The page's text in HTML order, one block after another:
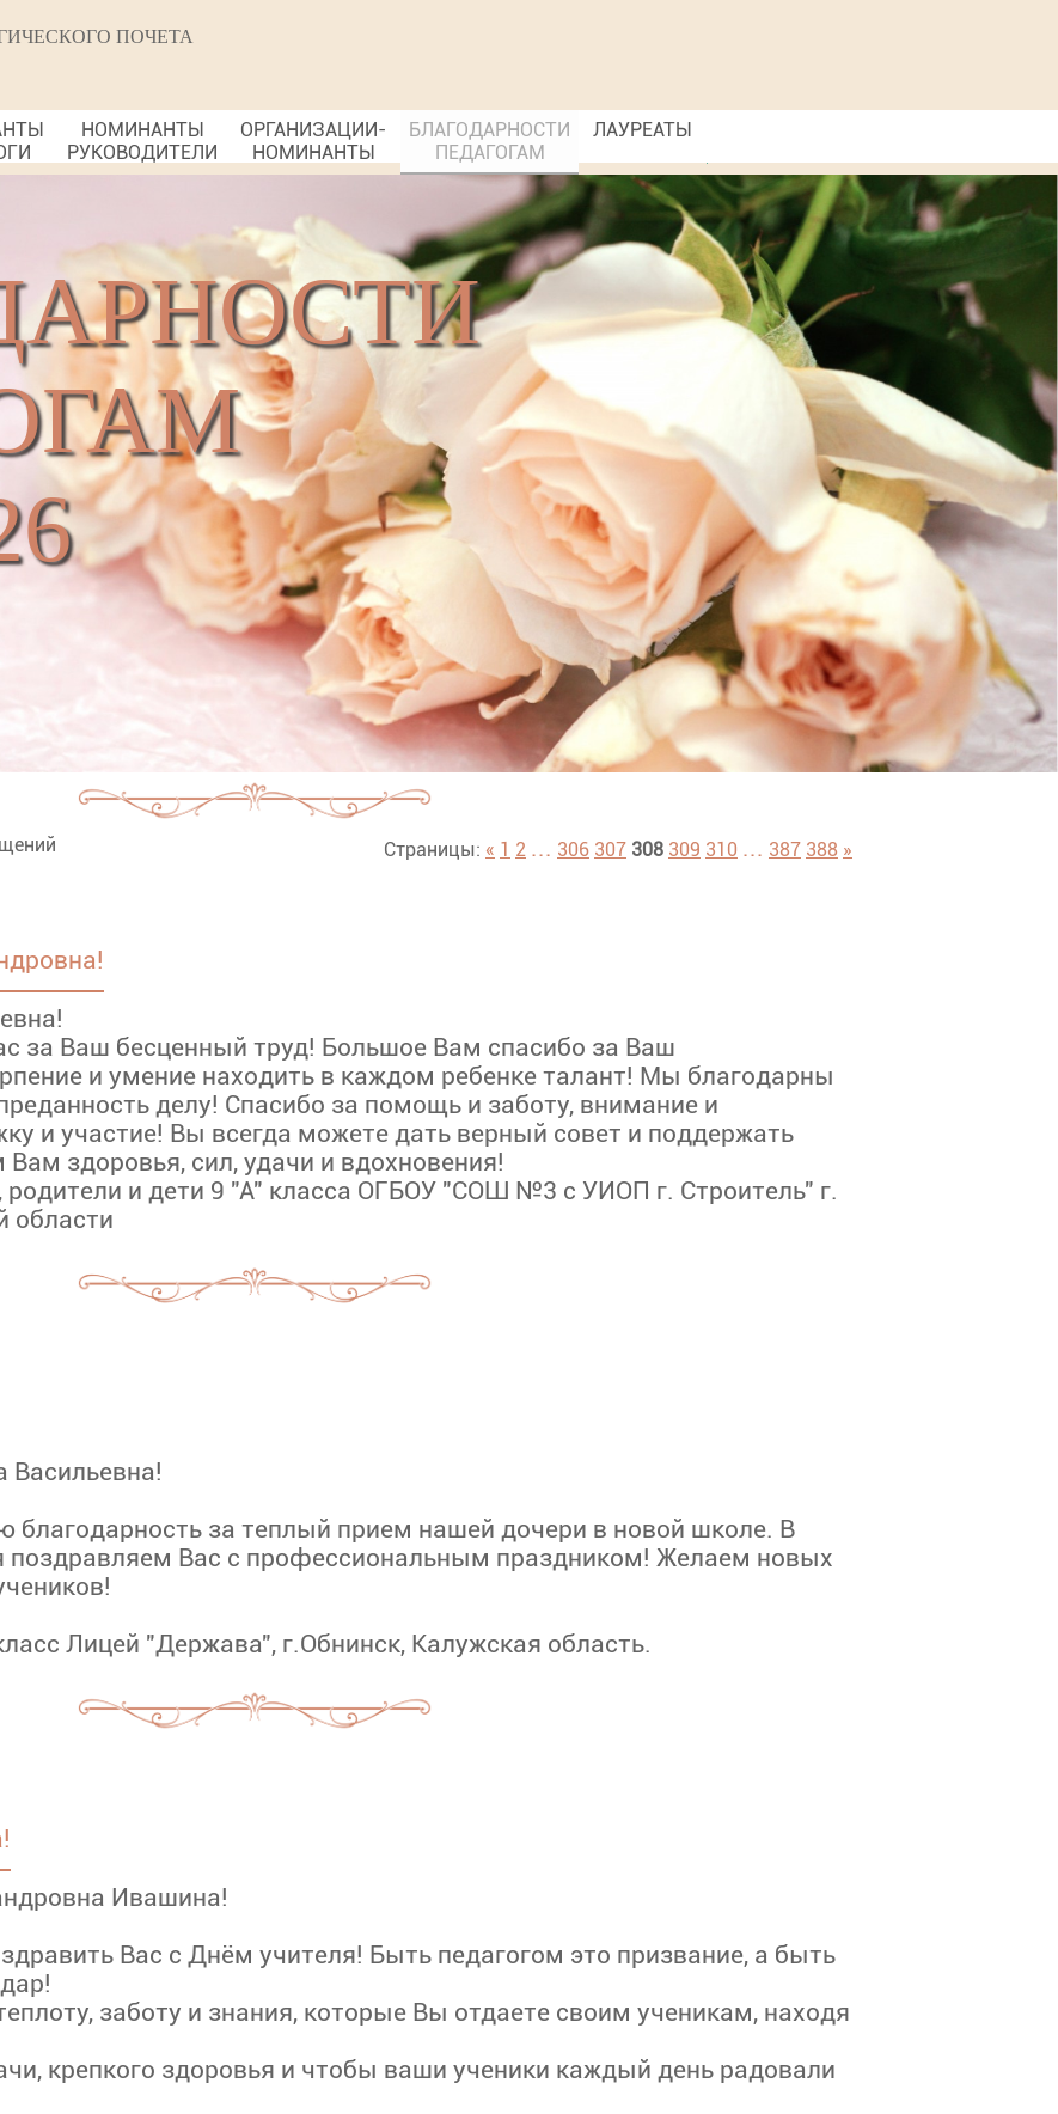
ПОЧЕТА
НОМИНАНТЫ
РУКОВОДИТЕЛИ
ОРГАНИЗАЦИИ-
НОМИНАНТЫ
БЛАГОДАРНОСТИ
ПЕДАГОГАМ
ЛАУРЕАТЫ
Страницы: « 1 2 ... 306 307 308 309 310 ... 387 388 »
за Ваш бесценный труд! Большое Вам спасибо за Ваш
и умение находить в каждом ребенке талант! Мы благодарны
делу! Спасибо за помощь и заботу, внимание и
и участие! Вы всегда можете дать верный совет и поддержать
здоровья, сил, удачи и вдохновения!
и дети 9 "А" класса ОГБОУ "СОШ №3 с УИОП г. Строитель" г.
области
Васильевна!
за теплый прием нашей дочери в новой школе. В
поздравляем Вас с профессиональным праздником! Желаем новых
Лицей "Держава", г.Обнинск, Калужская область.
Ивашина!
Вас с Днём учителя! Быть педагогом это призвание, а быть
заботу и знания, которые Вы отдаете своим ученикам, находя
крепкого здоровья и чтобы ваши ученики каждый день радовали